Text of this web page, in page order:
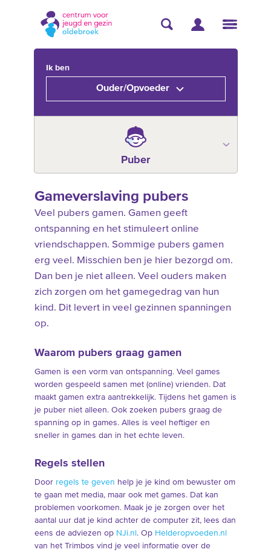
Ik ben
Ouder/Opvoeder
Puber
Gameverslaving pubers
Veel pubers gamen. Gamen geeft
ontspanning en het stimuleert online
vriendschappen. Sommige pubers gamen
erg veel. Misschien ben je hier bezorgd om.
Dan ben je niet alleen. Veel ouders maken
zich zorgen om het gamegedrag van hun
kind. Dit levert in veel gezinnen spanningen
op.
Waarom pubers graag gamen
Gamen is een vorm van ontspanning. Veel games
worden gespeeld samen met (online) vrienden. Dat
maakt gamen extra aantrekkelijk. Tijdens het gamen is
je puber niet alleen. Ook zoeken pubers graag de
spanning op in games. Alles is veel heftiger en
sneller in games dan in het echte leven.
Regels stellen
Door regels te geven help je je kind om bewuster om
te gaan met media, maar ook met games. Dat kan
problemen voorkomen. Maak je je zorgen over het
aantal uur dat je kind achter de computer zit, lees dan
eens de adviezen op NJi.nl. Op Helderopvoeden.nl
van het Trimbos vind je veel informatie over de